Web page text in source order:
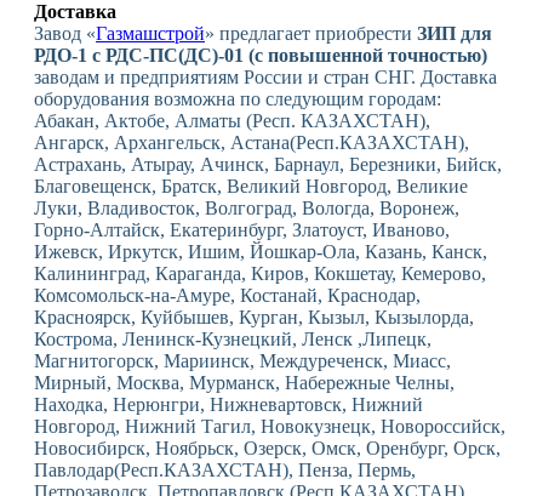
Доставка
Завод «Газмашстрой» предлагает приобрести ЗИП для
РДО-1 с РДС-ПС(ДС)-01 (с повышенной точностью)
заводам и предприятиям России и стран СНГ. Доставка
оборудования возможна по следующим городам:
Абакан, Актобе, Алматы (Респ. КАЗАХСТАН),
Ангарск, Архангельск, Астана(Респ.КАЗАХСТАН),
Астрахань, Атырау, Ачинск, Барнаул, Березники, Бийск,
Благовещенск, Братск, Великий Новгород, Великие
Луки, Владивосток, Волгоград, Вологда, Воронеж,
Горно-Алтайск, Екатеринбург, Златоуст, Иваново,
Ижевск, Иркутск, Ишим, Йошкар-Ола, Казань, Канск,
Калининград, Караганда, Киров, Кокшетау, Кемерово,
Комсомольск-на-Амуре, Костанай, Краснодар,
Красноярск, Куйбышев, Курган, Кызыл, Кызылорда,
Кострома, Ленинск-Кузнецкий, Ленск ,Липецк,
Магнитогорск, Мариинск, Междуреченск, Миасс,
Мирный, Москва, Мурманск, Набережные Челны,
Находка, Нерюнгри, Нижневартовск, Нижний
Новгород, Нижний Тагил, Новокузнецк, Новороссийск,
Новосибирск, Ноябрьск, Озерск, Омск, Оренбург, Орск,
Павлодар(Респ.КАЗАХСТАН), Пенза, Пермь,